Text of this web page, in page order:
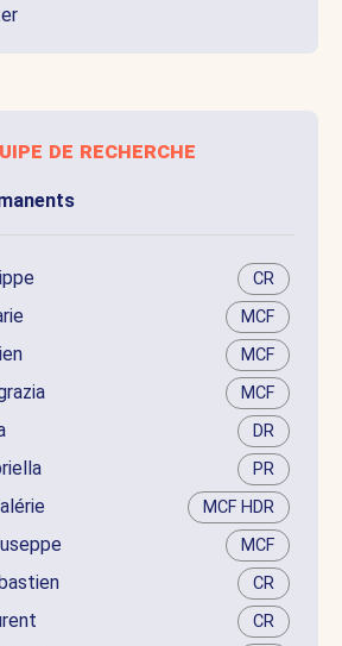
de recherche
CR
MCF
MCF
MCF
DR
PR
MCF HDR
MCF
CR
CR